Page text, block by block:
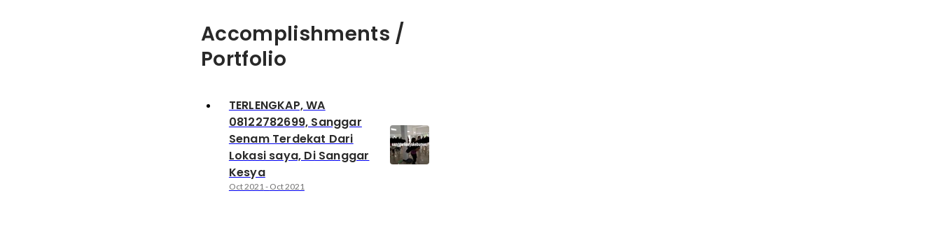
Accomplishments /
Portfolio
TERLENGKAP, WA
08122782699, Sanggar
Senam Terdekat Dari
Lokasi saya, Di Sanggar
Kesya
Oct 2021 - Oct 2021